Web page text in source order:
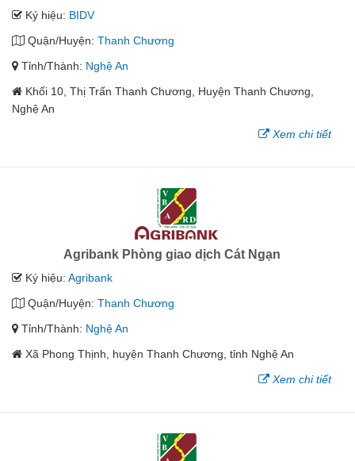
Ký hiệu: BIDV
Quận/Huyện: Thanh Chương
Tỉnh/Thành: Nghệ An
Khối 10, Thị Trấn Thanh Chương, Huyện Thanh Chương,
Nghệ An
Xem chi tiết
Agribank Phòng giao dịch Cát Ngạn
Ký hiệu: Agribank
Quận/Huyện: Thanh Chương
Tỉnh/Thành: Nghệ An
Xã Phong Thịnh, huyện Thanh Chương, tỉnh Nghệ An
Xem chi tiết